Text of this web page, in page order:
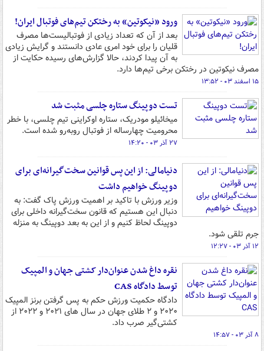
ورود «نیکوتین» به رختکن تیم‌های فوتبال ایران!
بعد از آن که تعداد زیادی از فوتبالیست‌ها مصرف
قلیان را برای خود امری عادی دانستند و گرایش زیادی
به آن پیدا کردند، حالا گزارش‌های رسیده حکایت از
مصرف نیکوتین در رختکن برخی تیم‌ها دارد.
۱۵ اسفند ۰۳ - ۱۳:۵۲
تست دوپینگ ستاره چلسی مثبت شد
میخائیلو مودریک، ستاره اوکراینی تیم چلسی، با خطر
محرومیت چهارساله از فوتبال روبه‌رو شده است.
۲۷ آذر ۰۳ - ۱۴:۲۰
دنیامالی: از این پس قوانین سخت‌گیرانه‌ای برای
دوپینگ خواهیم داشت
وزیر ورزش با تاکید بر اهمیت ورزش پاک گفت: به
دنبال این هستیم که قانون سخت‌گیرانه‌ داخلی برای
دوپینگ لحاظ کنیم و از این به بعد دوپینگ به منزله
جرم تلقی شود.
۱۲ آذر ۰۳ - ۱۲:۲۷
نقره داغ شدن عنوان‌دار کشتی جهان و المپیک
توسط دادگاه CAS
دادگاه حکمیت ورزش حکم به پس گرفتن برنز المپیک
۲۰۲۰ و ۲ طلای جهان در سال های ۲۰۲۱ و ۲۰۲۲ از
کشتی‌گیر صرب داد.
۸ آذر ۰۳ - ۱۴:۵۷